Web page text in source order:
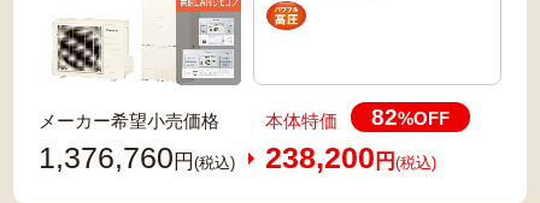
メーカー希望小売価格
1,376,760円(税込)
本体特価 82%OFF
238,200円(税込)